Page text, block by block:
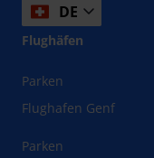
DE
Flughäfen
Parken
Flughafen Genf
Parken